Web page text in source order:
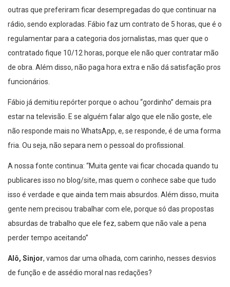
outras que preferiram ficar desempregadas do que continuar na
rádio, sendo exploradas. Fábio faz um contrato de 5 horas, que é o
regulamentar para a categoria dos jornalistas, mas quer que o
contratado fique 10/12 horas, porque ele não quer contratar mão
de obra. Além disso, não paga hora extra e não dá satisfação pros
funcionários.
Fábio já demitiu repórter porque o achou “gordinho” demais pra
estar na televisão. E se alguém falar algo que ele não goste, ele
não responde mais no WhatsApp, e, se responde, é de uma forma
fria. Ou seja, não separa nem o pessoal do profissional.
A nossa fonte continua: “Muita gente vai ficar chocada quando tu
publicares isso no blog/site, mas quem o conhece sabe que tudo
isso é verdade e que ainda tem mais absurdos. Além disso, muita
gente nem precisou trabalhar com ele, porque só das propostas
absurdas de trabalho que ele fez, sabem que não vale a pena
perder tempo aceitando”
Alô, Sinjor, vamos dar uma olhada, com carinho, nesses desvios
de função e de assédio moral nas redações?